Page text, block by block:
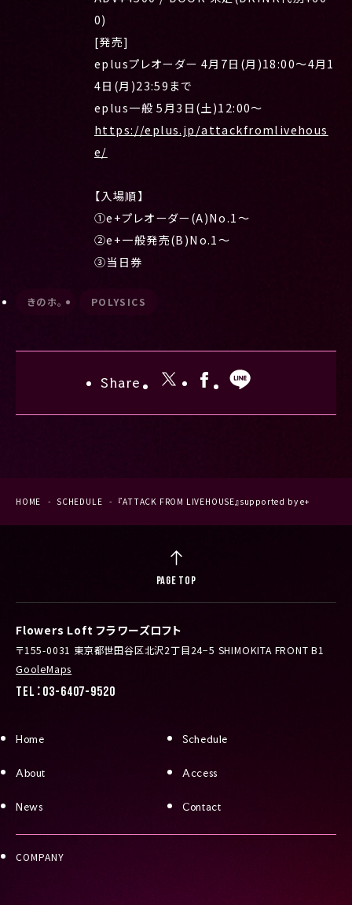
0)
[発売]
eplusプレオーダー 4月7日(月)18:00〜4月1
4日(月)23:59まで
eplus一般 5月3日(土)12:00〜
https://eplus.jp/attackfromlivehous
e/
【入場順】
①e+プレオーダー(A)No.1〜
②e+一般発売(B)No.1〜
③当日券
きのホ。 POLYSICS
Share
HOME SCHEDULE 『ATTACK FROM LIVEHOUSE』supported by e+
Flowers Loft フラワーズロフト
〒155-0031 東京都世田谷区北沢2丁目24−5 SHIMOKITA FRONT B1
GooleMaps
TEL：03-6407-9520
Home Schedule
About Access
News Contact
COMPANY
PAGE TOP